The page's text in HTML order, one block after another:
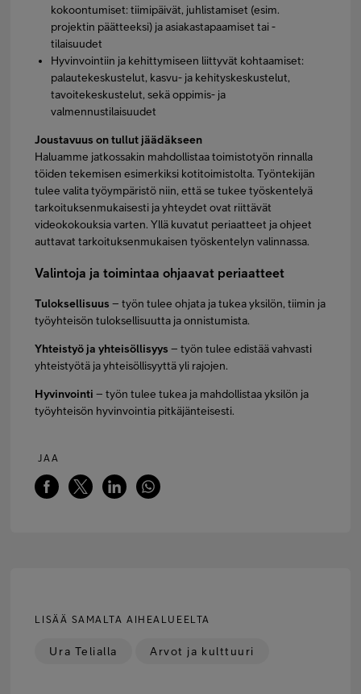
kokoontumiset: tiimipäivät, juhlistamiset (esim.
projektin päätteeksi) ja asiakastapaamiset tai -
tilaisuudet
Hyvinvointiin ja kehittymiseen liittyvät kohtaamiset:
palautekeskustelut, kasvu- ja kehityskeskustelut,
tavoitekeskustelut, sekä oppimis- ja
valmennustilaisuudet
Joustavuus on tullut jäädäkseen
Haluamme jatkossakin mahdollistaa toimistotyön rinnalla
töiden tekemisen esimerkiksi kotitoimistolta. Työntekijän
tulee valita työympäristö niin, että se tukee työskentelyä
tarkoituksenmukaisesti ja yhteydet ovat riittävät
videokokouksia varten. Yllä kuvatut periaatteet ja ohjeet
auttavat tarkoituksenmukaisen työskentelyn valinnassa.
Valintoja ja toimintaa ohjaavat periaatteet
Tuloksellisuus– työn tulee ohjata ja tukea yksilön, tiimin ja
työyhteisön tuloksellisuutta ja onnistumista.
Yhteistyö ja yhteisöllisyys – työn tulee edistää vahvasti
yhteistyötä ja yhteisöllisyyttä yli rajojen.
Hyvinvointi– työn tulee tukea ja mahdollistaa yksilön ja
työyhteisön hyvinvointia pitkäjänteisesti.
JAA
LISÄÄ SAMALTA AIHEALUEELTA
Ura Telialla Arvot ja kulttuuri